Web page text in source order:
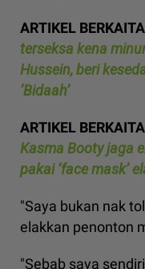
ARTIKEL
terseksa kena
Hussein, beri
‘Bidaah’
ARTIKEL
Kasma Booty jaga
pakai ‘face mask’
"Saya bukan nak
elakkan penonton
"Sebab saya